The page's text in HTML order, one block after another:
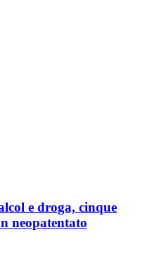
e droga, cinque
neopatentato